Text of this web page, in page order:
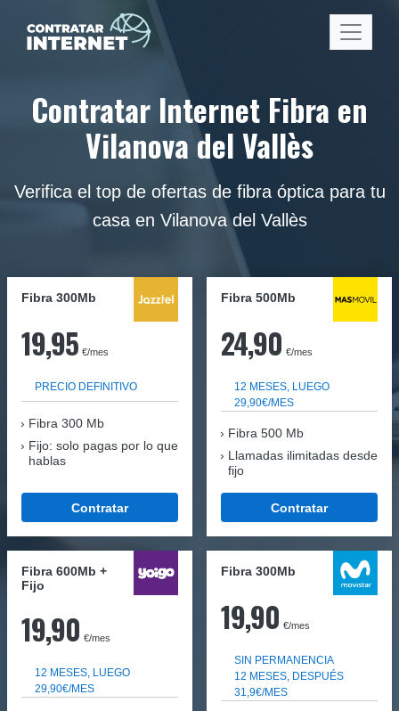
Contratar Internet Fibra en
Vilanova del Vallès
Verifica el top de ofertas de fibra óptica para tu
casa en Vilanova del Vallès
Fibra 300Mb
19,95 €/mes
PRECIO DEFINITIVO
Fibra 300 Mb
Fijo: solo pagas por lo que
hablas
Contratar
Fibra 500Mb
24,90 €/mes
12 MESES, LUEGO
29,90€/MES
Fibra 500 Mb
Llamadas ilimitadas desde
fijo
Contratar
Fibra 600Mb +
Fijo
19,90 €/mes
12 MESES, LUEGO
29,90€/MES
Fibra 300Mb
19,90 €/mes
SIN PERMANENCIA
12 MESES, DESPUÉS
31,9€/MES